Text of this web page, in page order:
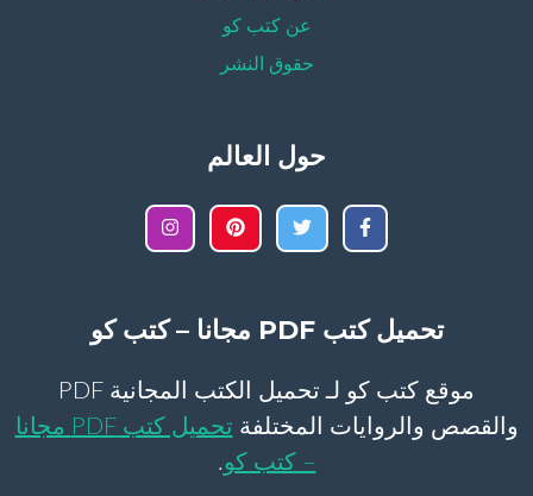
عن كتب كو
حقوق النشر
حول العالم
تحميل كتب PDF مجانا – كتب كو
موقع كتب كو لـ تحميل الكتب المجانية PDF
والقصص والروايات المختلفة
تحميل كتب PDF مجانا
– كتب كو.